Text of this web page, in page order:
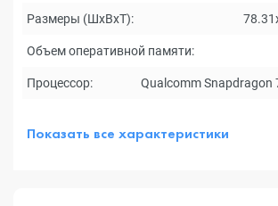
Размеры (ШxВxТ):
Объем оперативной памяти:
Процессор: Qualcomm Snapdragon
Показать все характеристики